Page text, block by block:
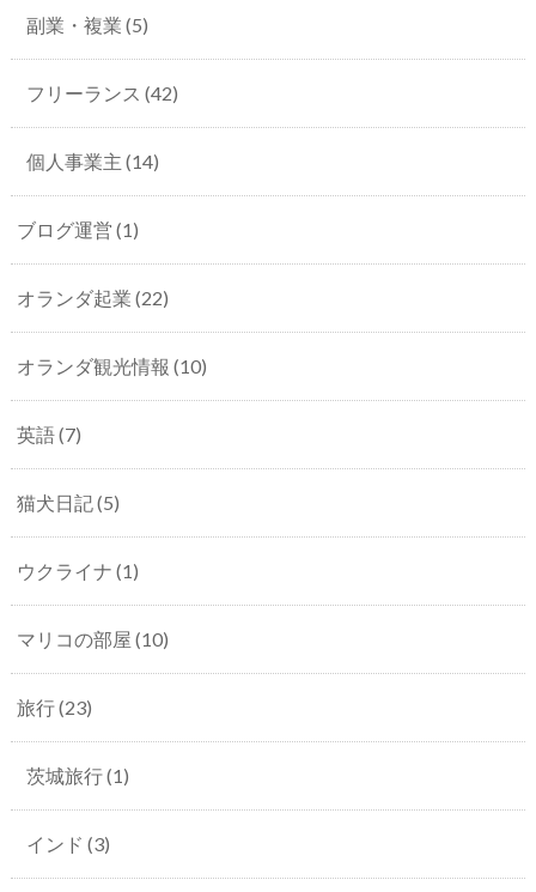
副業・複業 (5)
フリーランス (42)
個人事業主 (14)
ブログ運営 (1)
オランダ起業 (22)
オランダ観光情報 (10)
英語(7)
猫犬日記(5)
ウクライナ (1)
マリコの部屋 (10)
旅行(23)
茨城旅行(1)
インド (3)